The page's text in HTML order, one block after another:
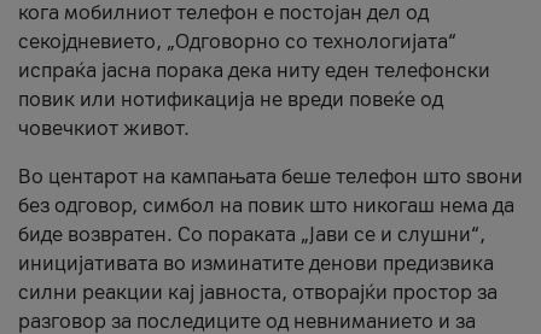
кога мобилниот телефон е постојан дел од
секојдневието, „Одговорно со технологијата“
испраќа јасна порака дека ниту еден телефонски
повик или нотификација не вреди повеќе од
човечкиот живот.
Во центарот на кампањата беше телефон што ѕвони
без одговор, симбол на повик што никогаш нема да
биде возвратен. Со пораката „Јави се и слушни“,
иницијативата во изминатите денови предизвика
силни реакции кај јавноста, отворајќи простор за
разговор за последиците од невниманието и за